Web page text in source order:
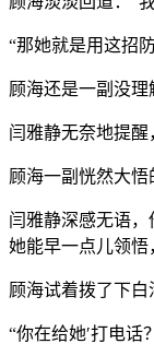
“那她就是用这招
顾海还是一副没理
闫雅静无奈地提
顾海一副恍然大悟
闫雅静深感无语
她能早一点儿领悟
顾海试着拨了下白
“你在给她′打电话